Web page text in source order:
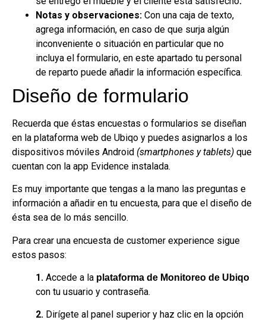
Notas y observaciones: Con una caja de texto,
agrega información, en caso de que surja algún
inconveniente o situación en particular que no
incluya el formulario, en este apartado tu personal
de reparto puede añadir la información específica.
Diseño de formulario
Recuerda que éstas encuestas o formularios se diseñan
en la plataforma web de Ubiqo y puedes asignarlos a los
dispositivos móviles Android (smartphones y tablets) que
cuentan con la app Evidence instalada.
Es muy importante que tengas a la mano las preguntas e
información a añadir en tu encuesta, para que el diseño de
ésta sea de lo más sencillo.
Para crear una encuesta de customer experience sigue
estos pasos:
1. Accede a la plataforma de Monitoreo de Ubiqo
con tu usuario y contraseña.
2. Dirígete al panel superior y haz clic en la opción